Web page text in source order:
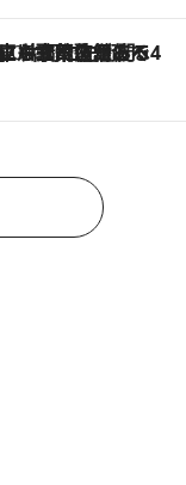
」 片岡仁左衛門・市川中車ら豪華座組みで4年目の立川立飛歌舞伎へ